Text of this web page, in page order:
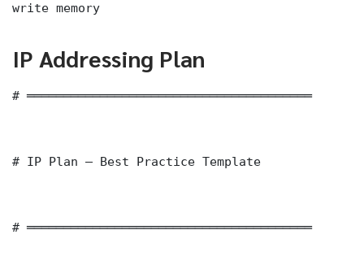
write memory
IP Addressing Plan
# ═══════════════════════════════════════
# IP Plan — Best Practice Template
# ═══════════════════════════════════════